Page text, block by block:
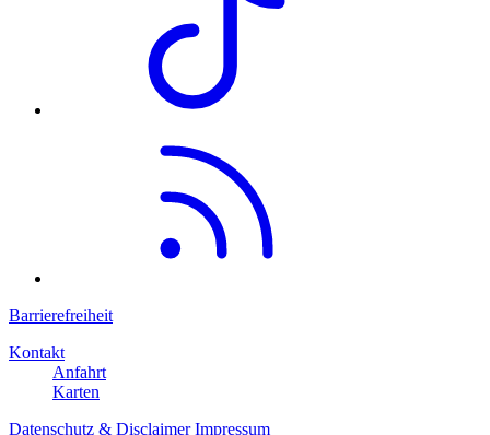
Barrierefreiheit
Kontakt
Anfahrt
Karten
Datenschutz & Disclaimer Impressum